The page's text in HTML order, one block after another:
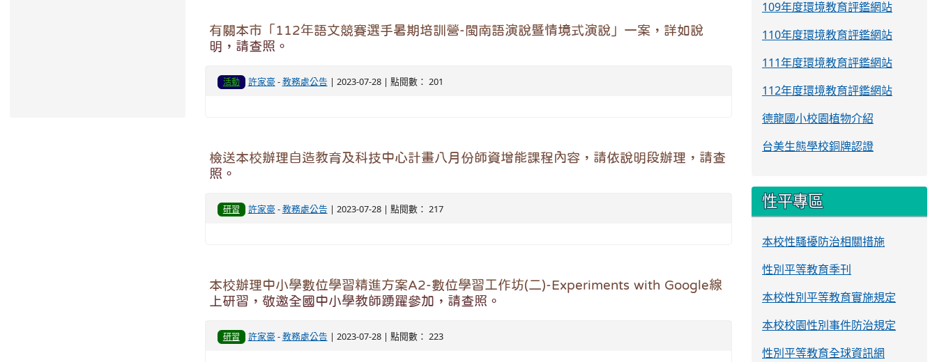
有關本市「112年語文競賽選手暑期培訓營-閩南語演說暨情境式演說」一案，詳如說
明，請查照。
活動 許家豪 -教務處公告 | 2023-07-28 | 點閱數： 201
檢送本校辦理自造教育及科技中心計畫八月份師資增能課程內容，請依說明段辦理，請查
照。
研習 許家豪 -教務處公告 | 2023-07-28 | 點閱數： 217
本校辦理中小學數位學習精進方案A2-數位學習工作坊(二)-Experiments with Google線
上研習，敬邀全國中小學教師踴躍參加，請查照。
研習 許家豪 -教務處公告 | 2023-07-28 | 點閱數： 223
109年度環境教育評鑑網站
110年度環境教育評鑑網站
111年度環境教育評鑑網站
112年度環境教育評鑑網站
德龍國小校園植物介紹
台美生態學校銅牌認證
性平專區
本校性騷擾防治相關措施
性別平等教育季刊
本校性別平等教育實施規定
本校校園性別事件防治規定
性別平等教育全球資訊網